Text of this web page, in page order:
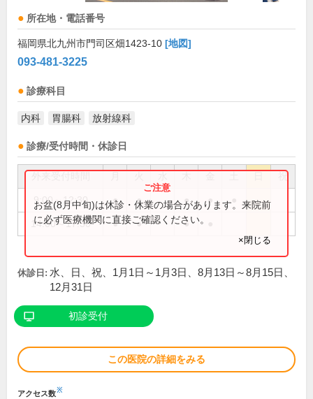
所在地・電話番号
福岡県北九州市門司区畑1423-10 [地図]
093-481-3225
診療科目
内科 胃腸科 放射線科
診療/受付時間・休診日
祝
9:00～12:30 ● ● ● ●
14:00～17:30 ● ● ●
お盆(8月中旬)は休診・休業の場合があります。来院前
に必ず医療機関に直接ご確認ください。
×閉じる
休診日: 水、日、祝、1月1日～1月3日、8月13日～8月15日、
12月31日
初診受付
この医院の詳細をみる
アクセス数※